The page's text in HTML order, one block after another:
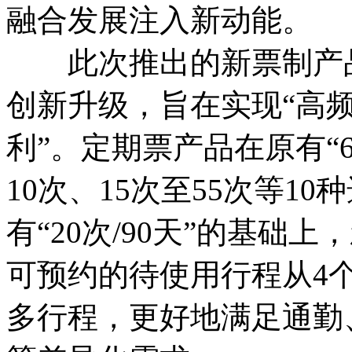
融合发展注入新动能。
此次推出的新票制产
创新升级，旨在实现“高
利”。定期票产品在原有
10次、15次至55次等10
有“20次/90天”的基础上
可预约的待使用行程从4
多行程，更好地满足通